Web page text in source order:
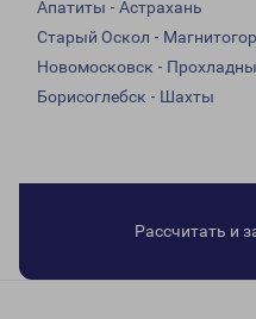
Апатиты - Астрахань
Старый Оскол -
Новомосковск -
Борисоглебск - Шахты
Рассчитать и